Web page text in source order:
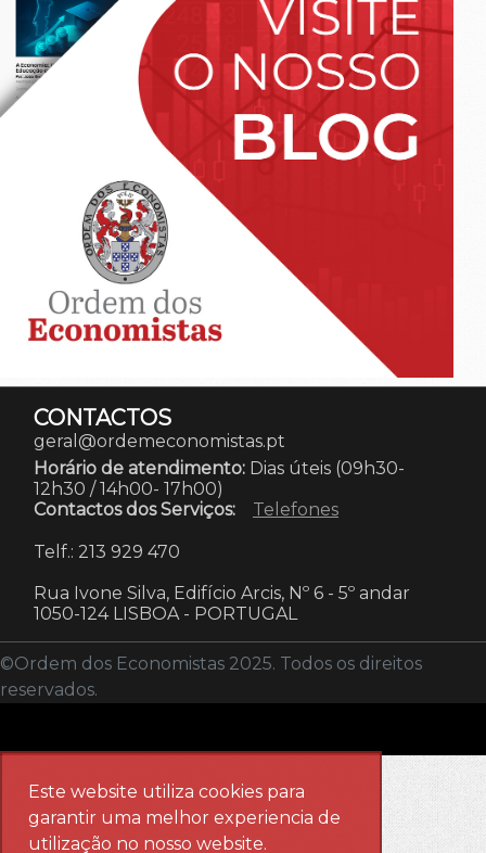
Este website utiliza cookies para
garantir uma melhor experiencia de
utilização no nosso website.
CONTACTOS
geral@ordemeconomistas.pt
Horário de atendimento: Dias úteis (09h30-
12h30 / 14h00- 17h00)
Contactos dos Serviços:
Telefones
Telf.: 213 929 470
Rua Ivone Silva, Edifício Arcis, Nº 6 - 5º andar
1050-124 LISBOA - PORTUGAL
©Ordem dos Economistas 2025. Todos os direitos
reservados.